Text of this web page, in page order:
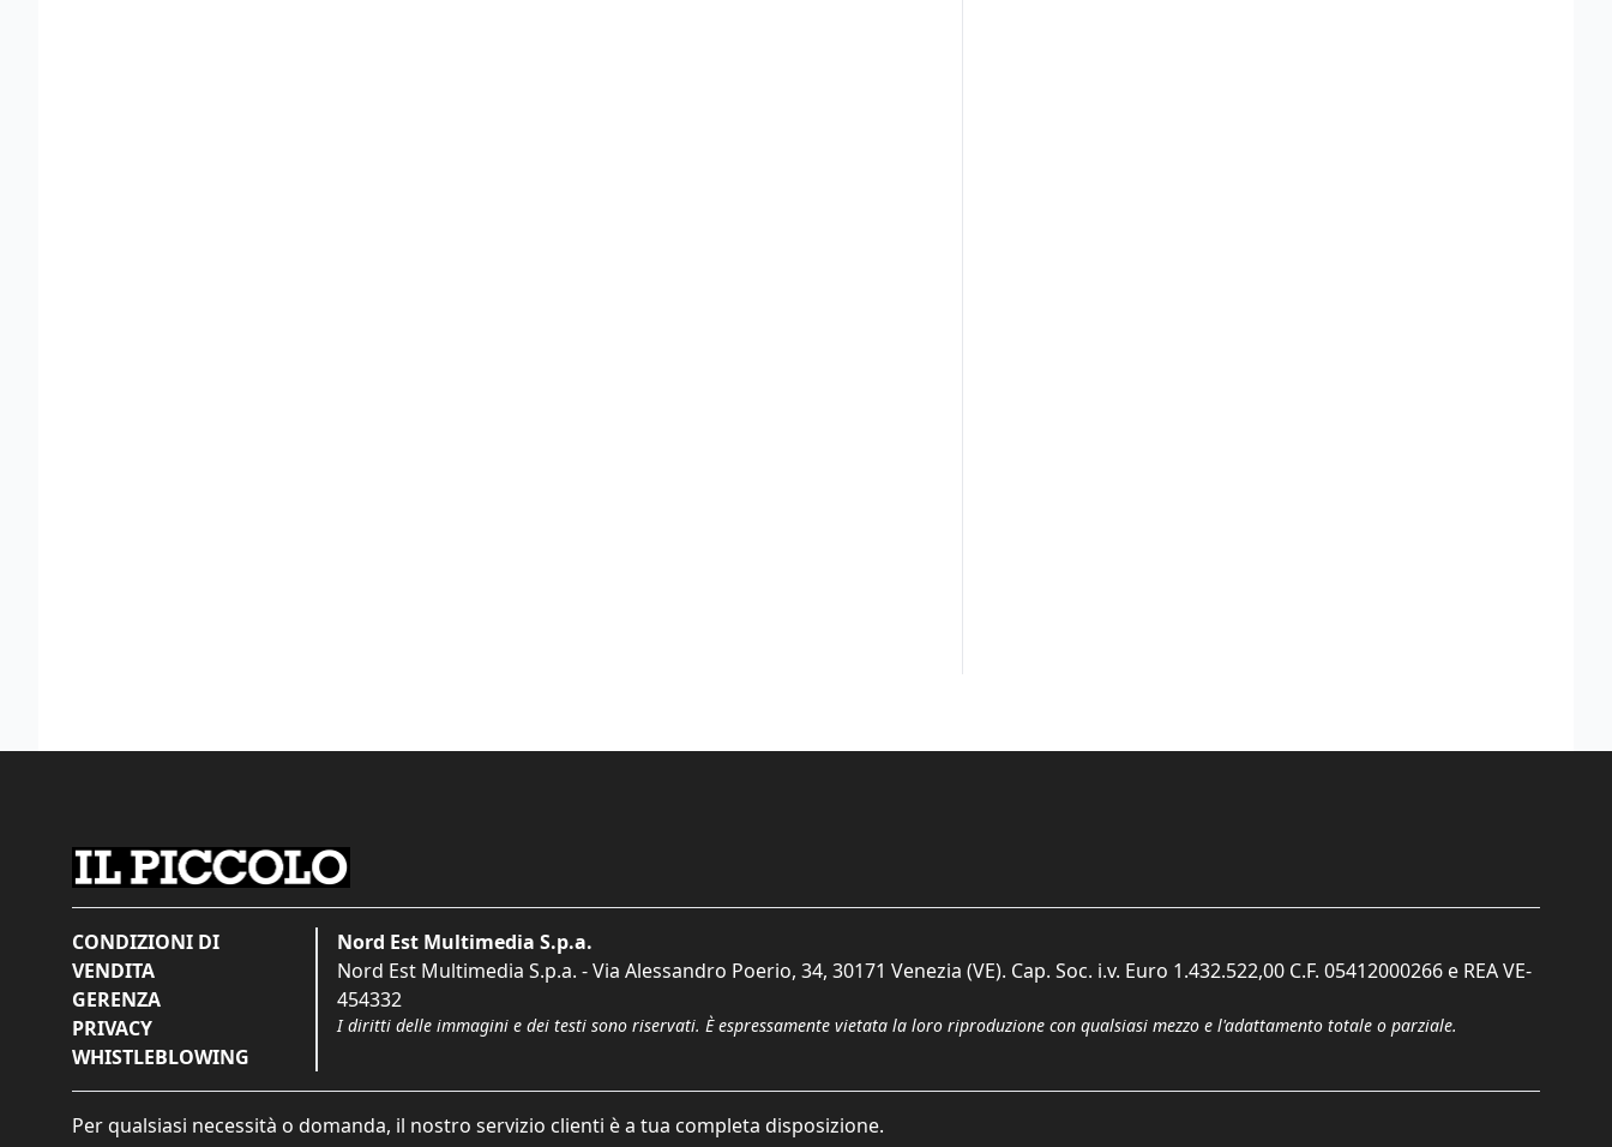
CONDIZIONI DI
VENDITA
GERENZA
PRIVACY
WHISTLEBLOWING
Nord Est Multimedia S.p.a.
Nord Est Multimedia S.p.a. - Via Alessandro Poerio, 34, 30171 Venezia (VE). Cap. Soc. i.v. Euro 1.432.522,00 C.F. 05412000266 e REA VE-
454332
I diritti delle immagini e dei testi sono riservati. È espressamente vietata la loro riproduzione con qualsiasi mezzo e l'adattamento totale o parziale.
Per qualsiasi necessità o domanda, il nostro servizio clienti è a tua completa disposizione.